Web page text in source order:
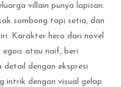
villain punya lapisan:
sombong tapi setia, dan
Karakter hero dari novel
egois atau naif, beri
detail dengan ekspresi
intrik dengan visual gelap